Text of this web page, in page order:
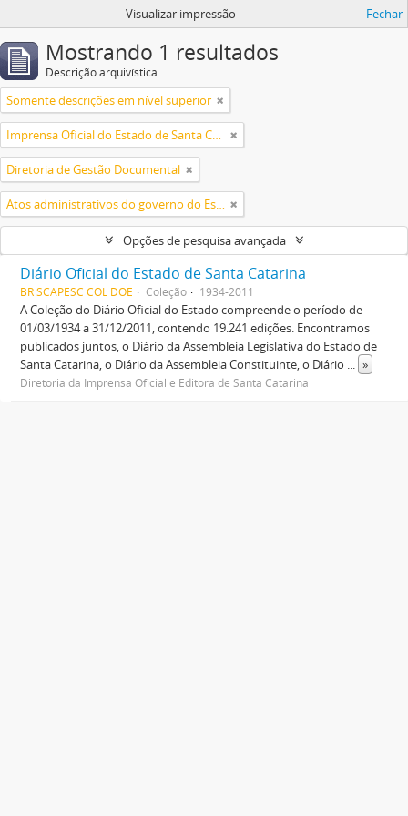
Visualizar impressão Fechar
Mostrando 1 resultados
Descrição arquivística
Somente descrições em nível superior
Imprensa Oficial do Estado de Santa Catarina S/A
Diretoria de Gestão Documental
Atos administrativos do governo do Estado
Opções de pesquisa avançada
Diário Oficial do Estado de Santa Catarina
BR SCAPESC COL DOE Coleção 1934-2011
A Coleção do Diário Oficial do Estado compreende o período de
01/03/1934 a 31/12/2011, contendo 19.241 edições. Encontramos
publicados juntos, o Diário da Assembleia Legislativa do Estado de
Santa Catarina, o Diário da Assembleia Constituinte, o Diário ... »
Diretoria da Imprensa Oficial e Editora de Santa Catarina